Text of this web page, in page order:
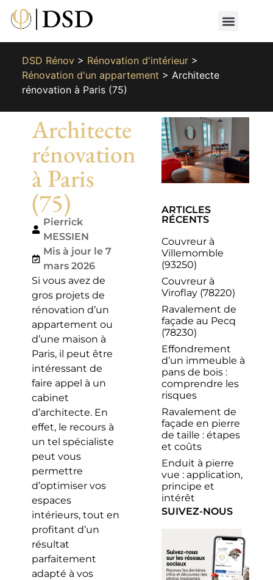
DSD Rénov> Rénovation d'intérieur>
Rénovation d'un appartement > Architecte
rénovation à Paris (75)
Architecte
rénovation
à Paris
(75)
Pierrick
MESSIEN
Mis à jour le 7
mars 2026
Si vous avez de
gros projets de
rénovation d’un
appartement ou
d’une maison à
Paris, il peut être
intéressant de
faire appel à un
cabinet
d’architecte. En
effet, le recours à
un tel spécialiste
peut vous
permettre
d’optimiser vos
espaces
intérieurs, tout en
profitant d’un
résultat
parfaitement
adapté à vos
ARTICLES
RÉCENTS
Couvreur à
Villemomble
(93250)
Couvreur à
Viroflay (78220)
Ravalement de
façade au Pecq
(78230)
Effondrement
d’un immeuble à
pans de bois :
comprendre les
risques
Ravalement de
façade en pierre
de taille : étapes
et coûts
Enduit à pierre
vue : application,
principe et
intérêt
SUIVEZ-NOUS